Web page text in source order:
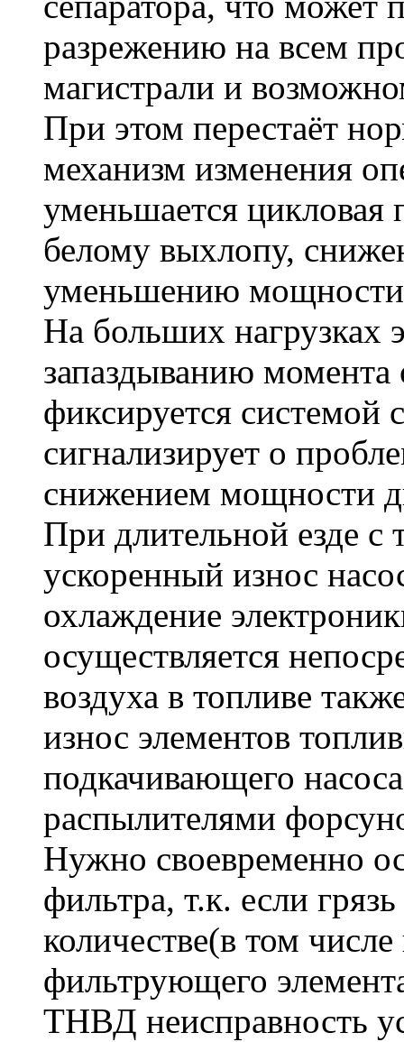
разрежению на всем
магистрали и
При этом перестаёт
механизм изменения
уменьшается цикловая
белому выхлопу,
уменьшению
На больших нагрузках
запаздыванию
фиксируется системой
сигнализирует о
снижением мощности
При длительной езде с
ускоренный износ
охлаждение
осуществляется
воздуха в топливе
износ элементов
подкачивающего
распылителями
Нужно своевременно
фильтра, т.к. если
количестве(в том числе
фильтрующего
ТНВД неисправность